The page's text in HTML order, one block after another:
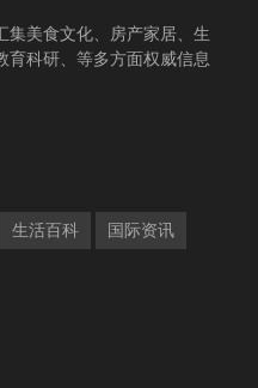
集美食文化、房产家居、生
育科研、等多方面权威信息
生活百科 国际资讯